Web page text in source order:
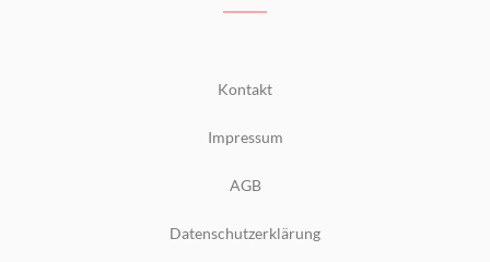
Kontakt
Impressum
AGB
Datenschutzerklärung